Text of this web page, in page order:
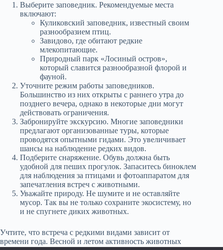
Выберите заповедник. Рекомендуемые места
включают:
Куликовский заповедник, известный своим
разнообразием птиц.
Завидово, где обитают редкие
млекопитающие.
Природный парк «Лосиный остров»,
который славится разнообразной флорой и
фауной.
Уточните режим работы заповедников.
Большинство из них открыты с раннего утра до
позднего вечера, однако в некоторые дни могут
действовать ограничения.
Забронируйте экскурсию. Многие заповедники
предлагают организованные туры, которые
проводятся опытными гидами. Это увеличивает
шансы на наблюдение редких видов.
Подберите снаряжение. Обувь должна быть
удобной для пеших прогулок. Запаситесь биноклем
для наблюдения за птицами и фотоаппаратом для
запечатления встреч с животными.
Уважайте природу. Не шумите и не оставляйте
мусор. Так вы не только сохраните экосистему, но
и не спугнете диких животных.
Учтите, что встреча с редкими видами зависит от
времени года. Весной и летом активность животных